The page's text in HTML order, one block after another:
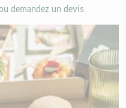
demandez un devis